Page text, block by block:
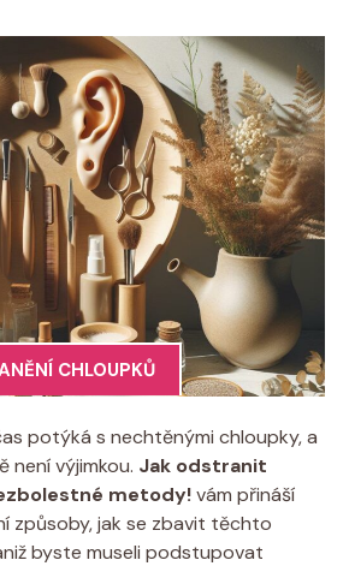
CHLOUPKŮ
potýká s nechtěnými chloupky, a
není výjimkou. Jak odstranit
metody!vám přináší
způsoby, jak se zbavit těchto
byste museli podstupovat